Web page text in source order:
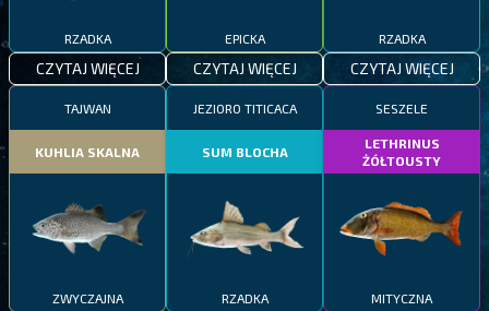
RZADKA
CZYTAJ WIĘCEJ
EPICKA
CZYTAJ WIĘCEJ
RZADKA
CZYTAJ WIĘCEJ
TAJWAN
KUHLIA SKALNA
ZWYCZAJNA
JEZIORO TITICACA
SUM BLOCHA
RZADKA
SESZELE
LETHRINUS
ŻÓŁTOUSTY
MITYCZNA